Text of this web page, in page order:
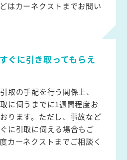
はカーネクストまでお問い
ぐに引き取ってもらえ
取の手配を行う関係上、
に伺うまでに1週間程度お
ります。ただし、事故など
に引取に伺える場合もご
カーネクストまでご相談く